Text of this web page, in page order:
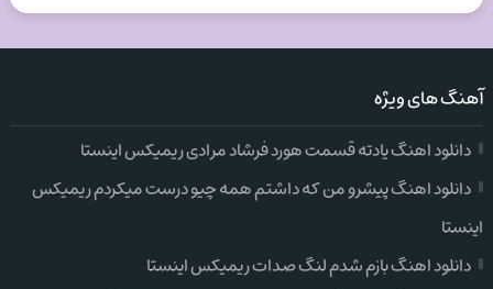
آهنگ های ویژه
دانلود اهنگ یادته قسمت هورد فرشاد مرادی ریمیکس اینستا
دانلود اهنگ پیشرو من که داشتم همه چیو درست میکردم ریمیکس
اینستا
دانلود اهنگ بازم شدم لنگ صدات ریمیکس اینستا